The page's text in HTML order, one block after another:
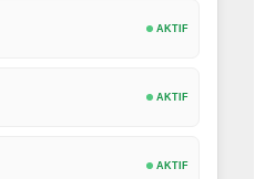
AKTIF
AKTIF
AKTIF